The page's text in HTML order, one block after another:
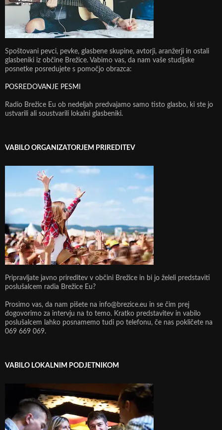
Spoštovani pevci, pevke, glasbene skupine, avtorji, aranžerji in ostali
glasbeniki iz občine Brežice. Vabimo vas, da nam vaše studijske
posnetke posredujete s pomočjo obrazca:
POSREDOVANJE PESMI
Radio Brežice Eu ob nedeljah predvajamo samo tisto glasbo, ki ste jo
ustvarili ali soustvarili lokalni glasbeniki.
VABILO ORGANIZATORJEM PRIREDITEV
Pripravljate javno prireditev v občini Brežice in bi jo želeli predstaviti
poslušalcem radia Brežice Eu?
Prosimo vas, da nam pišete na info@brezice.eu in se čim prej
dogovorimo za intervju na to temo. Kratko predstavitev in vabilo
poslušalcem lahko posnamemo tudi po telefonu, če nas pokličete na
069 669 069.
VABILO LOKALNIM PODJETNIKOM